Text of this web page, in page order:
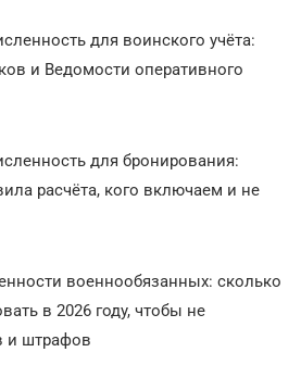
для воинского учёта:
и Ведомости оперативного
для бронирования:
расчёта, кого включаем и не
военнообязанных: сколько
в 2026 году, чтобы не
и штрафов